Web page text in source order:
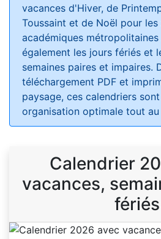
vacances d'Hiver, de
Toussaint et de Noël pour les
académiques métropolitaines
également les jours fériés et
semaines paires et impaires.
téléchargement PDF et
paysage, ces calendriers
organisation optimale tout
Calendrier
vacances,
fériés